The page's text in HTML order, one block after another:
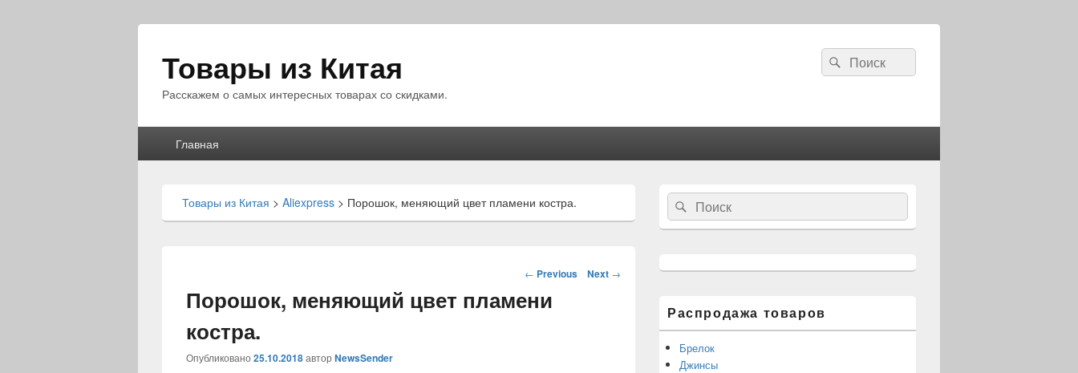
Товары из Китая
Расскажем о самых интересных товарах со скидками.
Search
for:
Search
Главная
Товары из Китая > Aliexpress > Порошок, меняющий цвет пламени костра.
Навигация
статьям
← Previous Next →
Порошок, меняющий цвет пламени
костра.
Опубликовано 25.10.2018автор NewsSender
Область
основной
боковой
панели
Search
for:
Search
Распродажа товаров
Брелок
Джинсы